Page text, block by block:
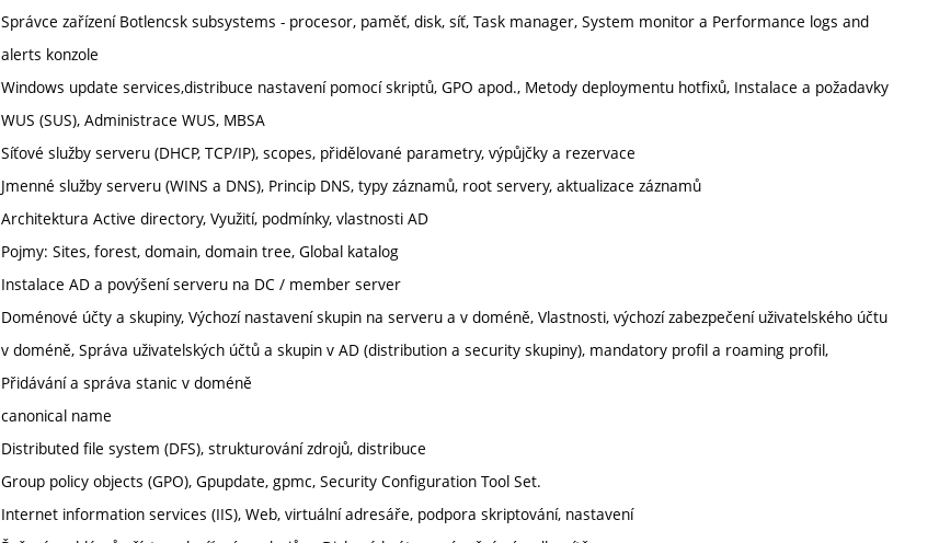
Správce zařízení Botlencsk subsystems - procesor, paměť, disk, síť, Task manager, System monitor a Performance logs and
alerts konzole
Windows update services,distribuce nastavení pomocí skriptů, GPO apod., Metody deploymentu hotfixů, Instalace a požadavky
WUS (SUS), Administrace WUS, MBSA
Síťové služby serveru (DHCP, TCP/IP), scopes, přidělované parametry, výpůjčky a rezervace
Jmenné služby serveru (WINS a DNS), Princip DNS, typy záznamů, root servery, aktualizace záznamů
Architektura Active directory, Využití, podmínky, vlastnosti AD
Pojmy: Sites, forest, domain, domain tree, Global katalog
Instalace AD a povýšení serveru na DC / member server
Doménové účty a skupiny, Výchozí nastavení skupin na serveru a v doméně, Vlastnosti, výchozí zabezpečení uživatelského účtu
v doméně, Správa uživatelských účtů a skupin v AD (distribution a security skupiny), mandatory profil a roaming profil,
Přidávání a správa stanic v doméně
canonical name
Distributed file system (DFS), strukturování zdrojů, distribuce
Group policy objects (GPO), Gpupdate, gpmc, Security Configuration Tool Set.
Internet information services (IIS), Web, virtuální adresáře, podpora skriptování, nastavení